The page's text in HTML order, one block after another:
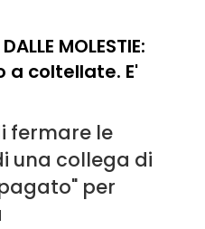
MOLESTIE:
a coltellate. E'
fermare le
una collega di
per